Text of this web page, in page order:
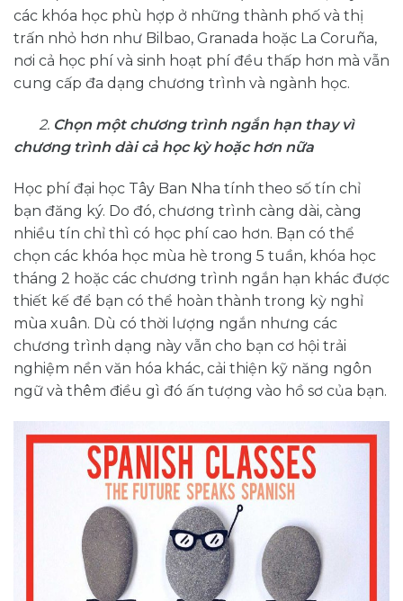
các khóa học phù hợp ở những thành phố và thị
trấn nhỏ hơn như Bilbao, Granada hoặc La Coruña,
nơi cả học phí và sinh hoạt phí đều thấp hơn mà vẫn
cung cấp đa dạng chương trình và ngành học.
2. Chọn một chương trình ngắn hạn thay vì
chương trình dài cả học kỳ hoặc hơn nữa
Học phí đại học Tây Ban Nha tính theo số tín chỉ
bạn đăng ký. Do đó, chương trình càng dài, càng
nhiều tín chỉ thì có học phí cao hơn. Bạn có thể
chọn các khóa học mùa hè trong 5 tuần, khóa học
tháng 2 hoặc các chương trình ngắn hạn khác được
thiết kế để bạn có thể hoàn thành trong kỳ nghỉ
mùa xuân. Dù có thời lượng ngắn nhưng các
chương trình dạng này vẫn cho bạn cơ hội trải
nghiệm nền văn hóa khác, cải thiện kỹ năng ngôn
ngữ và thêm điều gì đó ấn tượng vào hồ sơ của bạn.